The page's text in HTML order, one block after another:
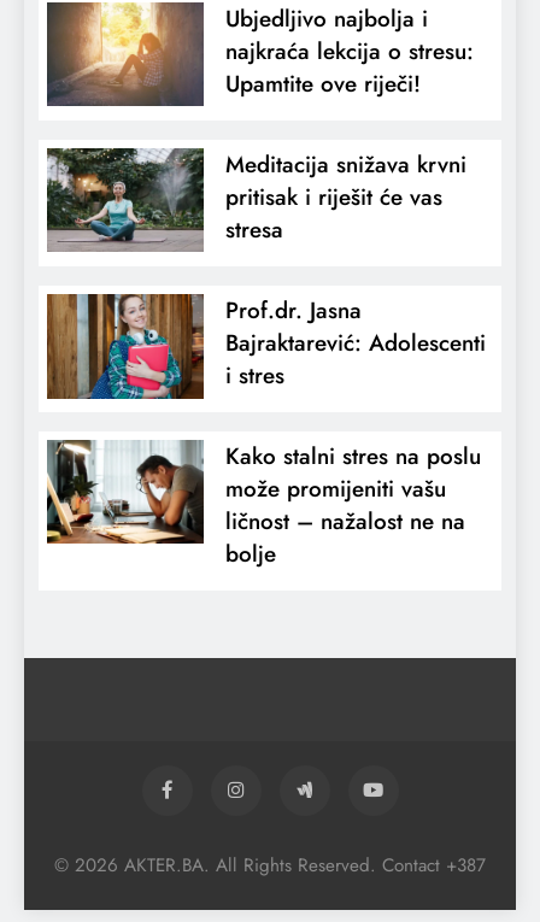
Ubjedljivo najbolja i
najkraća lekcija o stresu:
Upamtite ove riječi!
Meditacija snižava krvni
pritisak i riješit će vas
stresa
Prof.dr. Jasna
Bajraktarević: Adolescenti
i stres
Kako stalni stres na poslu
može promijeniti vašu
ličnost – nažalost ne na
bolje
© 2026 AKTER.BA. All Rights Reserved. Contact +387